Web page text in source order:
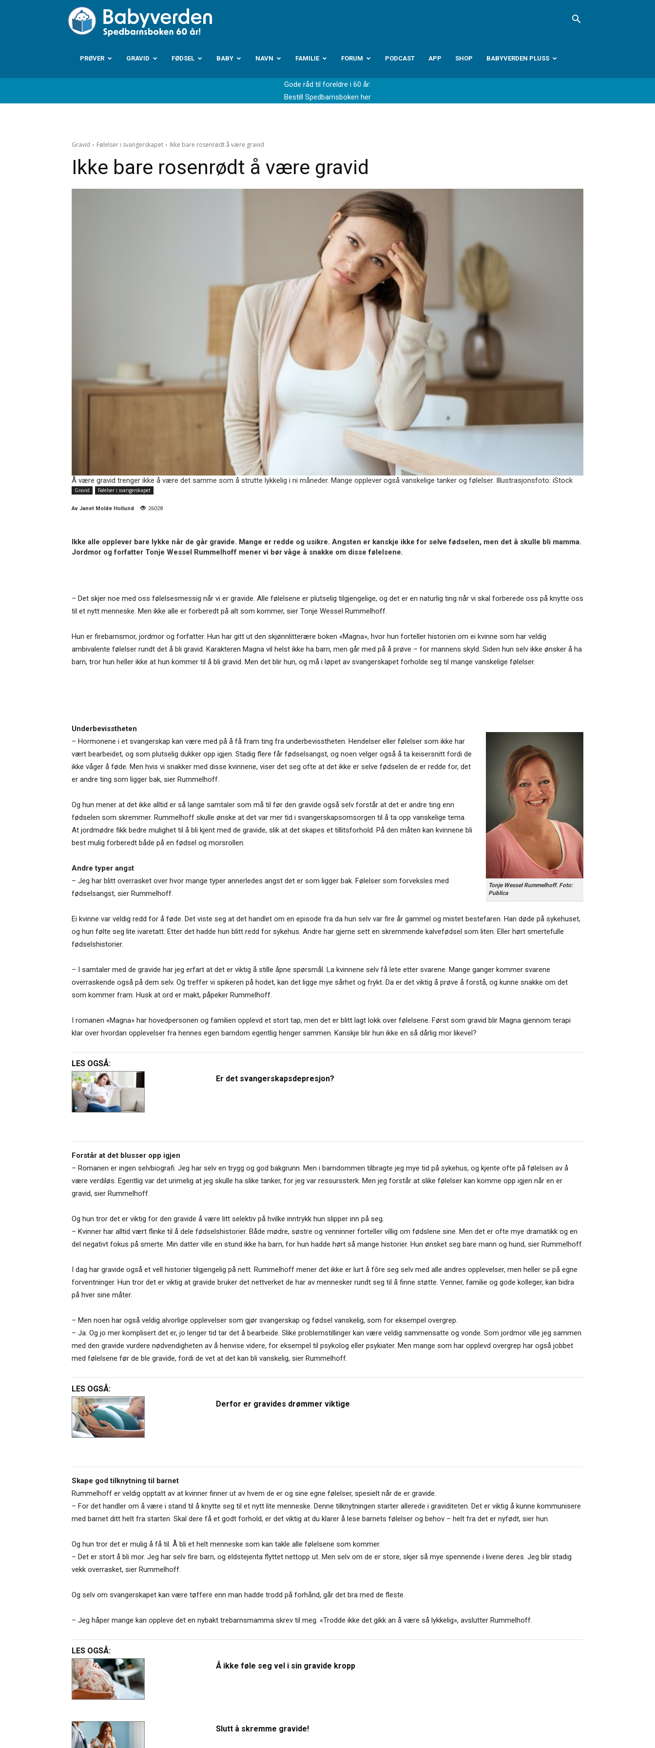
Babyverden.no
PRØVER GRAVID FØDSEL BABY NAVN FAMILIE FORUM PODCAST APP SHOP BABYVERDEN PLUSS
Gode råd til foreldre i 60 år:
Bestill Spedbarnsboken her
Gravid Følelser i svangerskapet Ikke bare rosenrødt å være gravid
Ikke bare rosenrødt å være gravid
Å være gravid trenger ikke å være det samme som å strutte lykkelig i ni måneder. Mange opplever også vanskelige tanker og følelser. Illustrasjonsfoto: iStock
Gravid Følelser i svangerskapet
Av Janet Molde Hollund 26028
Ikke alle opplever bare lykke når de går gravide. Mange er redde og usikre. Angsten er kanskje ikke for selve fødselen, men det å skulle bli mamma.
Jordmor og forfatter Tonje Wessel Rummelhoff mener vi bør våge å snakke om disse følelsene.
– Det skjer noe med oss følelsesmessig når vi er gravide. Alle følelsene er plutselig tilgjengelige, og det er en naturlig ting når vi skal forberede oss på knytte oss
til et nytt menneske. Men ikke alle er forberedt på alt som kommer, sier Tonje Wessel Rummelhoff.
Hun er firebarnsmor, jordmor og forfatter. Hun har gitt ut den skjønnlitterære boken «Magna», hvor hun forteller historien om ei kvinne som har veldig
ambivalente følelser rundt det å bli gravid. Karakteren Magna vil helst ikke ha barn, men går med på å prøve – for mannens skyld. Siden hun selv ikke ønsker å ha
barn, tror hun heller ikke at hun kommer til å bli gravid. Men det blir hun, og må i løpet av svangerskapet forholde seg til mange vanskelige følelser.
Tonje Wessel Rummelhoff. Foto:
Publica
Underbevisstheten
– Hormonene i et svangerskap kan være med på å få fram ting fra underbevisstheten. Hendelser eller følelser som ikke har
vært bearbeidet, og som plutselig dukker opp igjen. Stadig flere får fødselsangst, og noen velger også å ta keisersnitt fordi de
ikke våger å føde. Men hvis vi snakker med disse kvinnene, viser det seg ofte at det ikke er selve fødselen de er redde for, det
er andre ting som ligger bak, sier Rummelhoff.
Og hun mener at det ikke alltid er så lange samtaler som må til før den gravide også selv forstår at det er andre ting enn
fødselen som skremmer. Rummelhoff skulle ønske at det var mer tid i svangerskapsomsorgen til å ta opp vanskelige tema.
At jordmødre fikk bedre mulighet til å bli kjent med de gravide, slik at det skapes et tillitsforhold. På den måten kan kvinnene bli
best mulig forberedt både på en fødsel og morsrollen.
Andre typer angst
– Jeg har blitt overrasket over hvor mange typer annerledes angst det er som ligger bak. Følelser som forveksles med
fødselsangst, sier Rummelhoff.
Ei kvinne var veldig redd for å føde. Det viste seg at det handlet om en episode fra da hun selv var fire år gammel og mistet bestefaren. Han døde på sykehuset,
og hun følte seg lite ivaretatt. Etter det hadde hun blitt redd for sykehus. Andre har gjerne sett en skremmende kalvefødsel som liten. Eller hørt smertefulle
fødselshistorier.
– I samtaler med de gravide har jeg erfart at det er viktig å stille åpne spørsmål. La kvinnene selv få lete etter svarene. Mange ganger kommer svarene
overraskende også på dem selv. Og treffer vi spikeren på hodet, kan det ligge mye sårhet og frykt. Da er det viktig å prøve å forstå, og kunne snakke om det
som kommer fram. Husk at ord er makt, påpeker Rummelhoff.
I romanen «Magna» har hovedpersonen og familien opplevd et stort tap, men det er blitt lagt lokk over følelsene. Først som gravid blir Magna gjennom terapi
klar over hvordan opplevelser fra hennes egen barndom egentlig henger sammen. Kanskje blir hun ikke en så dårlig mor likevel?
LES OGSÅ:
Er det svangerskapsdepresjon?
Forstår at det blusser opp igjen
– Romanen er ingen selvbiografi. Jeg har selv en trygg og god bakgrunn. Men i barndommen tilbragte jeg mye tid på sykehus, og kjente ofte på følelsen av å
være verdiløs. Egentlig var det urimelig at jeg skulle ha slike tanker, for jeg var ressurssterk. Men jeg forstår at slike følelser kan komme opp igjen når en er
gravid, sier Rummelhoff.
Og hun tror det er viktig for den gravide å være litt selektiv på hvilke inntrykk hun slipper inn på seg.
– Kvinner har alltid vært flinke til å dele fødselshistorier. Både mødre, søstre og venninner forteller villig om fødslene sine. Men det er ofte mye dramatikk og en
del negativt fokus på smerte. Min datter ville en stund ikke ha barn, for hun hadde hørt så mange historier. Hun ønsket seg bare mann og hund, sier Rummelhoff.
I dag har gravide også et vell historier tilgjengelig på nett. Rummelhoff mener det ikke er lurt å fôre seg selv med alle andres opplevelser, men heller se på egne
forventninger. Hun tror det er viktig at gravide bruker det nettverket de har av mennesker rundt seg til å finne støtte. Venner, familie og gode kolleger, kan bidra
på hver sine måter.
– Men noen har også veldig alvorlige opplevelser som gjør svangerskap og fødsel vanskelig, som for eksempel overgrep.
– Ja. Og jo mer komplisert det er, jo lenger tid tar det å bearbeide. Slike problemstillinger kan være veldig sammensatte og vonde. Som jordmor ville jeg sammen
med den gravide vurdere nødvendigheten av å henvise videre, for eksempel til psykolog eller psykiater. Men mange som har opplevd overgrep har også jobbet
med følelsene før de ble gravide, fordi de vet at det kan bli vanskelig, sier Rummelhoff.
LES OGSÅ:
Derfor er gravides drømmer viktige
Skape god tilknytning til barnet
Rummelhoff er veldig opptatt av at kvinner finner ut av hvem de er og sine egne følelser, spesielt når de er gravide.
– For det handler om å være i stand til å knytte seg til et nytt lite menneske. Denne tilknytningen starter allerede i graviditeten. Det er viktig å kunne kommunisere
med barnet ditt helt fra starten. Skal dere få et godt forhold, er det viktig at du klarer å lese barnets følelser og behov – helt fra det er nyfødt, sier hun.
Og hun tror det er mulig å få til. Å bli et helt menneske som kan takle alle følelsene som kommer.
– Det er stort å bli mor. Jeg har selv fire barn, og eldstejenta flyttet nettopp ut. Men selv om de er store, skjer så mye spennende i livene deres. Jeg blir stadig
vekk overrasket, sier Rummelhoff.
Og selv om svangerskapet kan være tøffere enn man hadde trodd på forhånd, går det bra med de fleste.
– Jeg håper mange kan oppleve det en nybakt trebarnsmamma skrev til meg. «Trodde ikke det gikk an å være så lykkelig», avslutter Rummelhoff.
LES OGSÅ:
Å ikke føle seg vel i sin gravide kropp
Slutt å skremme gravide!